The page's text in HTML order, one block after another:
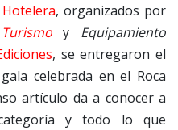
, organizados por
y Equipamiento
, se entregaron el
celebrada en el Roca
artículo da a conocer a
y todo lo que